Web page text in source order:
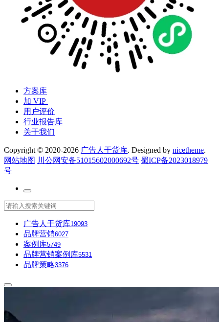
方案库
加 VIP
用户评价
行业报告库
关于我们
Copyright © 2020-2026 广告人干货库. Designed by nicetheme.
网站地图 川公网安备51015602000692号 蜀ICP备2023018979
号
广告人干货库19093
品牌营销6027
案例库5749
品牌营销案例库5531
品牌策略3376